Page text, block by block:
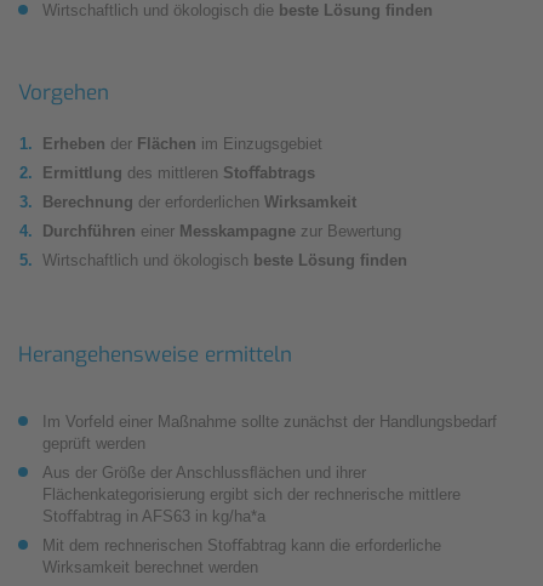
Wirtschaftlich und ökologisch die beste Lösung ﬁnden
Vorgehen
Erheben der Flächen im Einzugsgebiet
Ermittlung des mittleren Stoﬀabtrags
Berechnung der erforderlichen Wirksamkeit
Durchführen einer Messkampagne zur Bewertung
Wirtschaftlich und ökologisch beste Lösung ﬁnden
Herangehensweise ermitteln
Im Vorfeld einer Maßnahme sollte zunächst der Handlungsbedarf
geprüft werden
Aus der Größe der Anschlussﬂächen und ihrer
Flächenkategorisierung ergibt sich der rechnerische mittlere
Stoﬀabtrag in AFS63 in kg/ha*a
Mit dem rechnerischen Stoﬀabtrag kann die erforderliche
Wirksamkeit berechnet werden